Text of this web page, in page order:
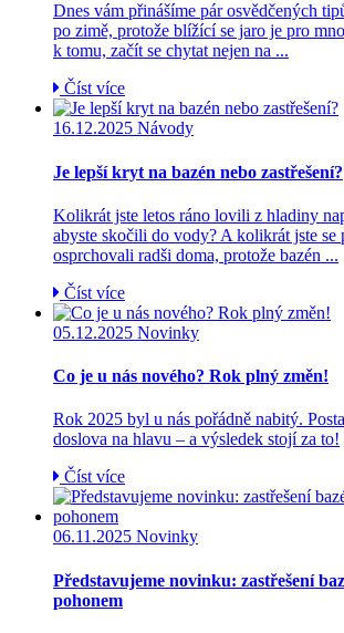
Dnes vám přinášíme pár osvědčených
po zimě, protože blížící se jaro je pro
k tomu, začít se chytat nejen na ...
Číst více
16.12.2025 Návody
Je lepší kryt na bazén nebo zastřešení?
Kolikrát jste letos ráno lovili z hladiny
abyste skočili do vody? A kolikrát jste se
osprchovali radši doma, protože bazén ...
Číst více
05.12.2025 Novinky
Co je u nás nového? Rok plný změn!
Rok 2025 byl u nás pořádně nabitý.
doslova na hlavu – a výsledek stojí za to!
Číst více
06.11.2025 Novinky
Představujeme novinku: zastřešení
pohonem